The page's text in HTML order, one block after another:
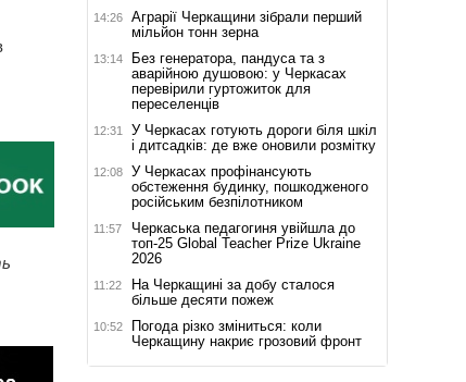
14:26
Аграрії Черкащини зібрали перший
мільйон тонн зерна
13:14
Без генератора, пандуса та з
аварійною душовою: у Черкасах
перевірили гуртожиток для
переселенців
12:31
У Черкасах готують дороги біля шкіл
і дитсадків: де вже оновили розмітку
12:08
У Черкасах профінансують
обстеження будинку, пошкодженого
російським безпілотником
11:57
Черкаська педагогиня увійшла до
топ-25 Global Teacher Prize Ukraine
2026
11:22
На Черкащині за добу сталося
більше десяти пожеж
10:52
Погода різко зміниться: коли
Черкащину накриє грозовий фронт